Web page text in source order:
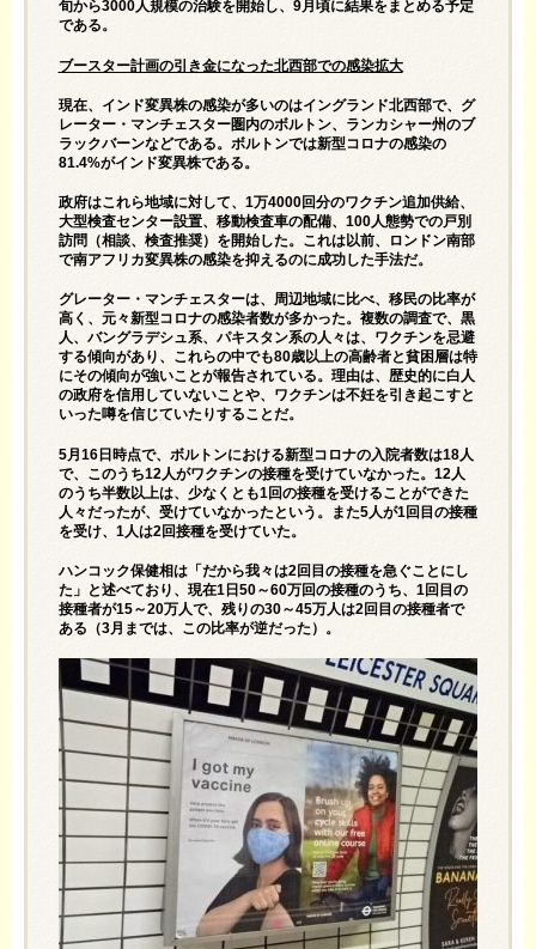
旬から3000人規模の治験を開始し、9月頃に結果をまとめる予定
である。
ブースター計画の引き金になった北西部での感染拡大
現在、インド変異株の感染が多いのはイングランド北西部で、グ
レーター・マンチェスター圏内のボルトン、ランカシャー州のブ
ラックバーンなどである。ボルトンでは新型コロナの感染の
81.4%がインド変異株である。
政府はこれら地域に対して、1万4000回分のワクチン追加供給、
大型検査センター設置、移動検査車の配備、100人態勢での戸別
訪問（相談、検査推奨）を開始した。これは以前、ロンドン南部
で南アフリカ変異株の感染を抑えるのに成功した手法だ。
グレーター・マンチェスターは、周辺地域に比べ、移民の比率が
高く、元々新型コロナの感染者数が多かった。複数の調査で、黒
人、バングラデシュ系、パキスタン系の人々は、ワクチンを忌避
する傾向があり、これらの中でも80歳以上の高齢者と貧困層は特
にその傾向が強いことが報告されている。理由は、歴史的に白人
の政府を信用していないことや、ワクチンは不妊を引き起こすと
いった噂を信じていたりすることだ。
5月16日時点で、ボルトンにおける新型コロナの入院者数は18人
で、このうち12人がワクチンの接種を受けていなかった。12人
のうち半数以上は、少なくとも1回の接種を受けることができた
人々だったが、受けていなかったという。また5人が1回目の接種
を受け、1人は2回接種を受けていた。
ハンコック保健相は「だから我々は2回目の接種を急ぐことにし
た」と述べており、現在1日50～60万回の接種のうち、1回目の
接種者が15～20万人で、残りの30～45万人は2回目の接種者で
ある（3月までは、この比率が逆だった）。